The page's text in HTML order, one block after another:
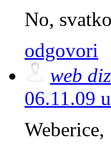
No,
odgovori
web
06.11.09
Weberice,